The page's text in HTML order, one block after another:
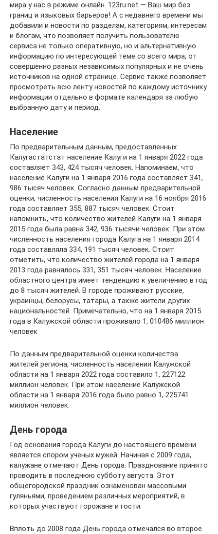
мира у нас в режиме онлайн. 123ru.net — Ваш мир без
границ и языковых барьеров! А с недавнего времени мы
добавили и новости по разделам, категориям, интересам
и блогам, что позволяет получить пользователю
сервиса не только оперативную, но и альтернативную
информацию по интересующей теме со всего мира, от
совершенно разных независимых популярных и не очень
источников на одной странице. Сервис также позволяет
просмотреть всю ленту новостей по каждому источнику
информации отдельно в формате календаря за любую
выбранную дату и период.
Население
По предварительным данным, предоставленных
Калугастатстат население Калуги на 1 января 2022 года
составляет 343, 424 тысяч человек. Напоминаем, что
население Калуги на 1 января 2016 года составляет 341,
986 тысяч человек. Согласно данным предварительной
оценки, численность населения Калуги на 16 ноября 2016
года составляет 355, 887 тысяч человек. Стоит
напомнить, что количество жителей Калуги на 1 января
2015 года была равна 342, 936 тысячи человек. При этом
численность населения города Калуга на 1 января 2014
года составляла 334, 191 тысяч человек. Стоит
отметить, что количество жителей города на 1 января
2013 года равнялось 331, 351 тысяч человек. Население
областного центра имеет тенденцию к увеличению в год
до 8 тысяч жителей. В городе проживают русские,
украинцы, белорусы, татары, а также жители других
национальностей. Примечательно, что на 1 января 2015
года в Калужской области проживало 1, 010486 миллион
человек
По данным предварительной оценки количества
жителей региона, численность населения Калужской
области на 1 января 2022 года составило 1, 227122
миллион человек. При этом население Калужской
области на 1 января 2016 года было равно 1, 225741
миллион человек.
День города
Год основания города Калуги до настоящего времени
является спором ученых мужей. Начиная с 2009 года,
калужане отмечают День города. Празднование принято
проводить в последнюю субботу августа. Этот
общегородской праздник ознаменован массовыми
гуляньями, проведением различных мероприятий, в
которых участвуют горожане и гости.
Вплоть до 2008 года День города отмечался во второе